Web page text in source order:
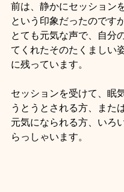
前は、静かにセッション
という印象だったのです
とても元気な声で、自分
てくれたそのたくましい
に残っています。
セッションを受けて、眠
うとうとされる方、また
元気になられる方、いろ
らっしゃいます。